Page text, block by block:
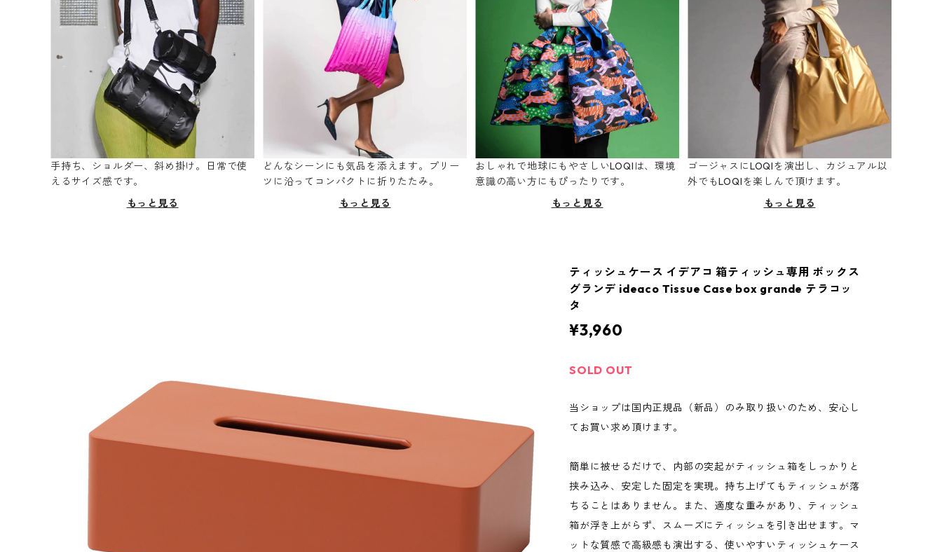
手持ち、ショルダー、斜め掛け。日常で使
えるサイズ感です。
もっと見る
どんなシーンにも気品を添えます。プリー
ツに沿ってコンパクトに折りたたみ。
もっと見る
おしゃれで地球にもやさしいLOQIは、環境
意識の高い方にもぴったりです。
もっと見る
ゴージャスにLOQIを演出し、カジュアル以
外でもLOQIを楽しんで頂けます。
もっと見る
ティッシュケース イデアコ 箱ティッシュ専用 ボックス
グランデ ideaco Tissue Case box grande テラコッ
タ
¥3,960
SOLD OUT
当ショップは国内正規品（新品）のみ取り扱いのため、安心し
てお買い求め頂けます。
簡単に被せるだけで、内部の突起がティッシュ箱をしっかりと
挟み込み、安定した固定を実現。持ち上げてもティッシュが落
ちることはありません。また、適度な重みがあり、ティッシュ
箱が浮き上がらず、スムーズにティッシュを引き出せます。マ
ットな質感で高級感も演出する、使いやすいティッシュケース